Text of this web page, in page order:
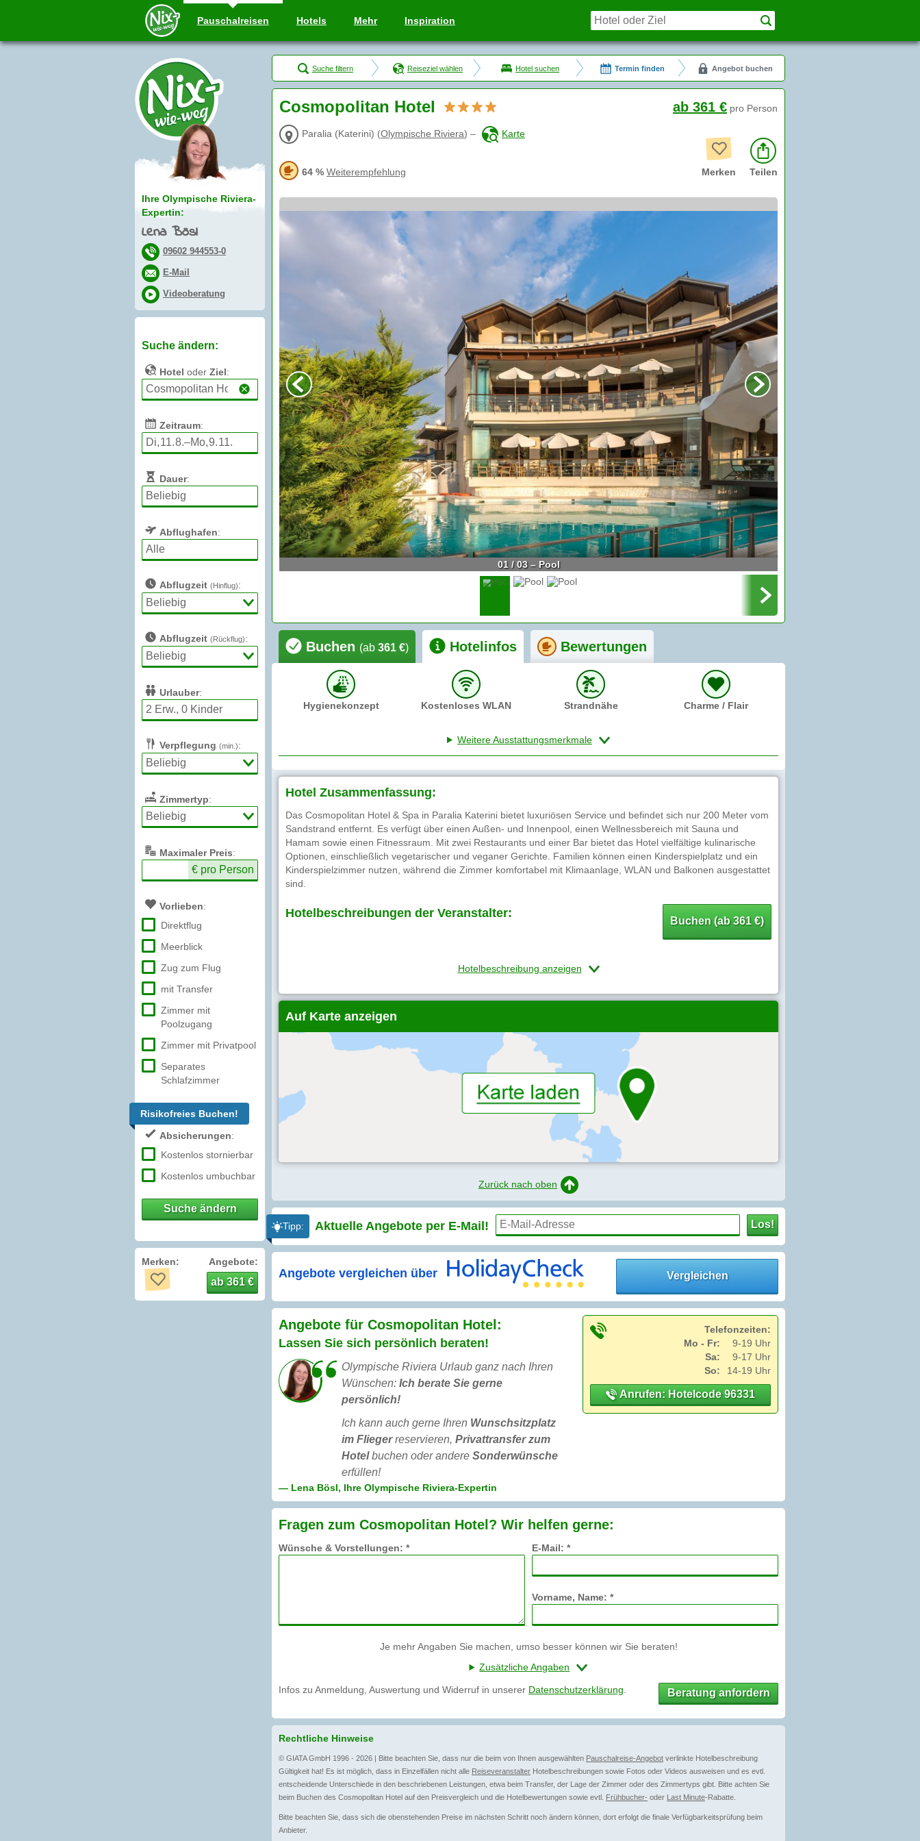
Pauschalreisen Hotels Mehr Inspiration
Ihre Olympische Riviera-
Expertin:
Lena Bösl
09602 944553-0
E-Mail
Videoberatung
Suche ändern:
Hotel oder Ziel:
Zeitraum:
Dauer:
Abflughafen:
Abflugzeit (Hinflug):
Abflugzeit (Rückflug):
Urlauber:
Verpflegung (min.):
Zimmertyp:
Maximaler Preis:
€ pro Person
Vorlieben:
Direktflug
Meerblick
Zug zum Flug
mit Transfer
Zimmer mit
Poolzugang
Zimmer mit Privatpool
Separates
Schlafzimmer
Risikofreies Buchen!
Absicherungen:
Kostenlos stornierbar
Kostenlos umbuchbar
Suche ändern
Merken: Angebote:
ab 361 €
Suche filtern Reiseziel wählen Hotel suchen Termin finden Angebot buchen
Cosmopolitan Hotel
Paralia (Katerini) (Olympische Riviera) – Karte
64 % Weiterempfehlung
ab 361 € pro Person
Merken Teilen
01 / 03 – Pool
Buchen (ab 361 €) Hotelinfos Bewertungen
Hygienekonzept Kostenloses WLAN Strandnähe Charme / Flair
Weitere Ausstattungsmerkmale
Hotel Zusammenfassung:
Das Cosmopolitan Hotel & Spa in Paralia Katerini bietet luxuriösen Service und befindet sich nur 200 Meter vom
Sandstrand entfernt. Es verfügt über einen Außen- und Innenpool, einen Wellnessbereich mit Sauna und
Hamam sowie einen Fitnessraum. Mit zwei Restaurants und einer Bar bietet das Hotel vielfältige kulinarische
Optionen, einschließlich vegetarischer und veganer Gerichte. Familien können einen Kinderspielplatz und ein
Kinderspielzimmer nutzen, während die Zimmer komfortabel mit Klimaanlage, WLAN und Balkonen ausgestattet
sind.
Hotelbeschreibungen der Veranstalter:
Buchen (ab 361 €)
Hotelbeschreibung anzeigen
Auf Karte anzeigen
Zurück nach oben
Tipp: Aktuelle Angebote per E-Mail! Los!
Angebote vergleichen über Vergleichen
Angebote für Cosmopolitan Hotel:
Lassen Sie sich persönlich beraten!
Olympische Riviera Urlaub ganz nach Ihren
Wünschen: Ich berate Sie gerne
persönlich!
Ich kann auch gerne Ihren Wunschsitzplatz
im Fliegerreservieren, Privattransfer zum
Hotelbuchen oder andere Sonderwünsche
erfüllen!
— Lena Bösl, Ihre Olympische Riviera-Expertin
Telefonzeiten:
Mo - Fr:
9-19 Uhr
Sa:
9-17 Uhr
So:
14-19 Uhr
Anrufen: Hotelcode 96331
Fragen zum Cosmopolitan Hotel? Wir helfen gerne:
Wünsche & Vorstellungen: * E-Mail: *
Vorname, Name: *
Je mehr Angaben Sie machen, umso besser können wir Sie beraten!
Zusätzliche Angaben
Infos zu Anmeldung, Auswertung und Widerruf in unserer Datenschutzerklärung Beratung anfordern
Rechtliche Hinweise
© GIATA GmbH 1996 - 2026 | Bitte beachten Sie, dass nur die beim von Ihnen ausgewählten Pauschalreise-Angebot verlinkte Hotelbeschreibung
Gültigkeit hat! Es ist möglich, dass in Einzelfällen nicht alle Reiseveranstalter Hotelbeschreibungen sowie Fotos oder Videos ausweisen und es evtl.
entscheidende Unterschiede in den beschriebenen Leistungen, etwa beim Transfer, der Lage der Zimmer oder des Zimmertyps gibt. Bitte achten Sie
beim Buchen des Cosmopolitan Hotel auf den Preisvergleich und die Hotelbewertungen sowie evtl. Frühbucher- oder Last Minute-Rabatte.
Bitte beachten Sie, dass sich die obenstehenden Preise im nächsten Schritt noch ändern können, dort erfolgt die finale Verfügbarkeitsprüfung beim
Anbieter.